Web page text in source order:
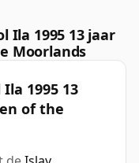
Ila 1995 13 jaar
Moorlands
1995 13
of the